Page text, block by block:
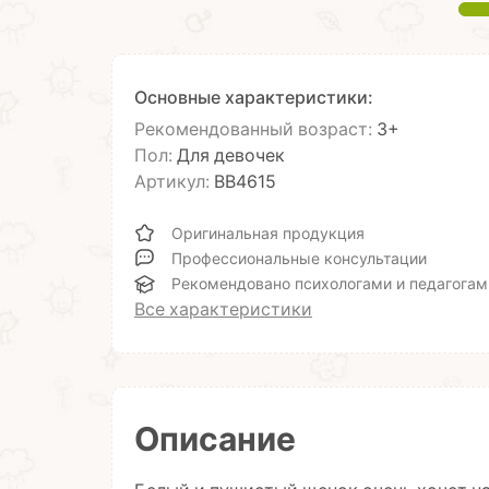
Основные характеристики:
Рекомендованный возраст: 3+
Пол: Для девочек
Артикул: ВВ4615
Оригинальная продукция
Профессиональные консультации
Рекомендовано психологами и
Все характеристики
Описание